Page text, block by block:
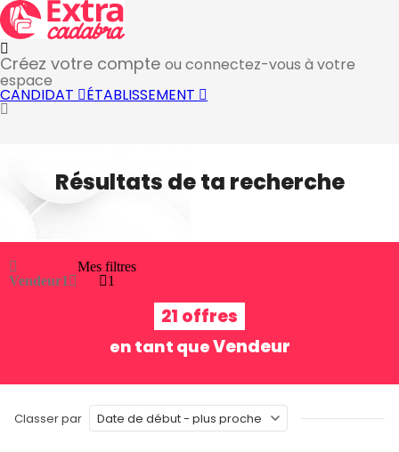
Créez votre compte ou connectez-vous à votre
espace
CANDIDAT ÉTABLISSEMENT
Résultats de ta recherche
Vendeur1
Mes filtres
1
21 offres
en tant queVendeur
Classer par